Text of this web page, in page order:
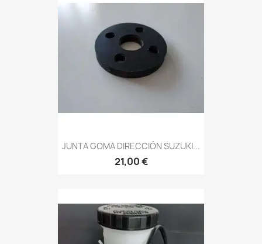
JUNTA GOMA DIRECCIÓN SUZUKI...
21,00 €